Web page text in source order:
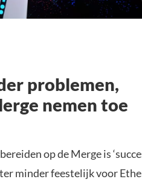
problemen,
nemen toe
op de Merge is
minder feestelijk voor